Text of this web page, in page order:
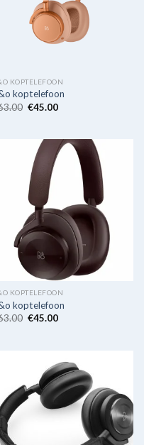
KOPTELEFOON
koptelefoon
€45.00
KOPTELEFOON
koptelefoon
€45.00